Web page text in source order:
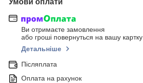
Ви отримаєте замовлення
або гроші повернуться на вашу картку
Детальніше
Післяплата
Оплата на рахунок